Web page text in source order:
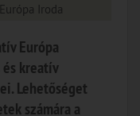
Iroda
Európa
kreatív
Lehetőséget
számára a